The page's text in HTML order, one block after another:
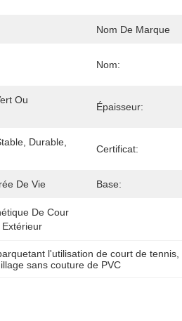
Nom De Marque
Nom:
Ou
Épaisseur:
Durable,
Certificat:
De Vie Base:
De Cour
Extérieur
l'utilisation de court de tennis
sans couture de PVC